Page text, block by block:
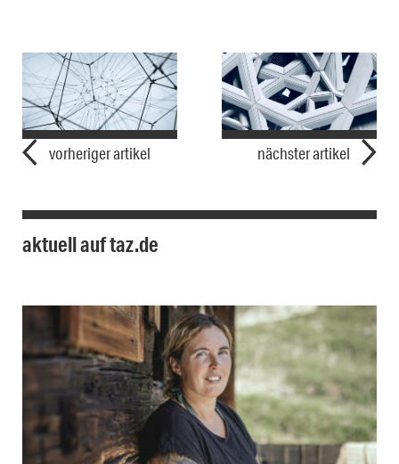
vorheriger artikel nächster artikel
aktuell auf taz.de